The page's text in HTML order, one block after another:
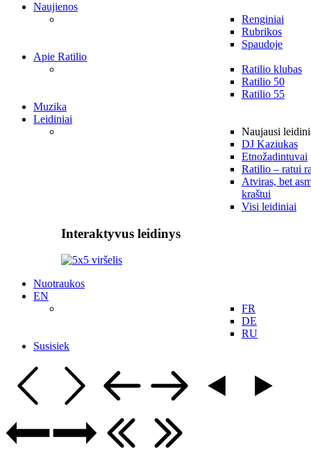
Naujienos
Renginiai
Rubrikos
Spaudoje
Apie Ratilio
Ratilio klubas
Ratilio 50
Ratilio 55
Muzika
Leidiniai
Naujausi
DJ Kaziukas
Etnožadintuvai
Ratilio – ratui
Atviras, bet
kraštui
Visi leidiniai
Interaktyvus leidinys
Nuotraukos
EN
FR
DE
RU
Susisiek